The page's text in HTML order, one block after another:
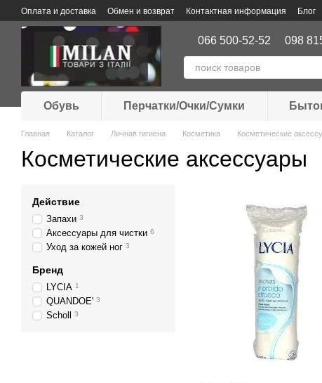
Перейти к основному контенту
Оплата и доставка Обмен и возврат Контактная информация Блог
066 500-52-52 098
Обувь Перчатки/Очки/Сумки
Главная Каталог Личная гигиена Косметика Косметические
Косметические аксессуары
Действие
Запахи 3
Аксессуары для чистки 6
Уход за кожей ног 3
Бренд
LYCIA 1
QUANDOE' 3
Scholl 3